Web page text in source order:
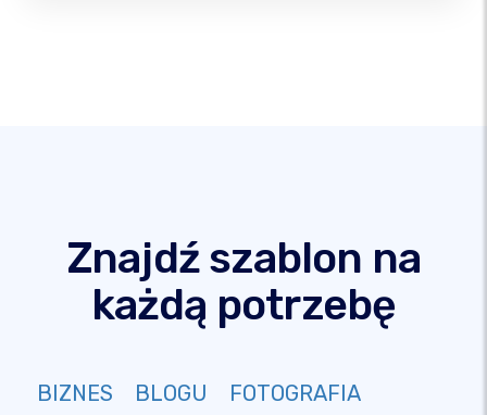
Znajdź szablon na
każdą potrzebę
BIZNES BLOGU
FOTOGRAFIA